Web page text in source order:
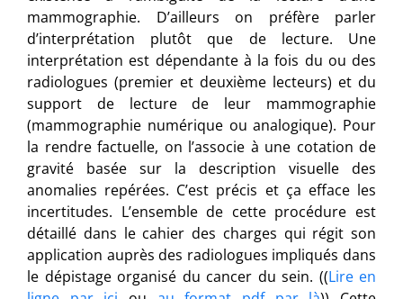
mammographie. D’ailleurs on préfère parler
d’interprétation plutôt que de lecture. Une
interprétation est dépendante à la fois du ou des
radiologues (premier et deuxième lecteurs) et du
support de lecture de leur mammographie
(mammographie numérique ou analogique). Pour
la rendre factuelle, on l’associe à une cotation de
gravité basée sur la description visuelle des
anomalies repérées. C’est précis et ça efface les
incertitudes. L’ensemble de cette procédure est
détaillé dans le cahier des charges qui régit son
application auprès des radiologues impliqués dans
le dépistage organisé du cancer du sein. ((Lire en